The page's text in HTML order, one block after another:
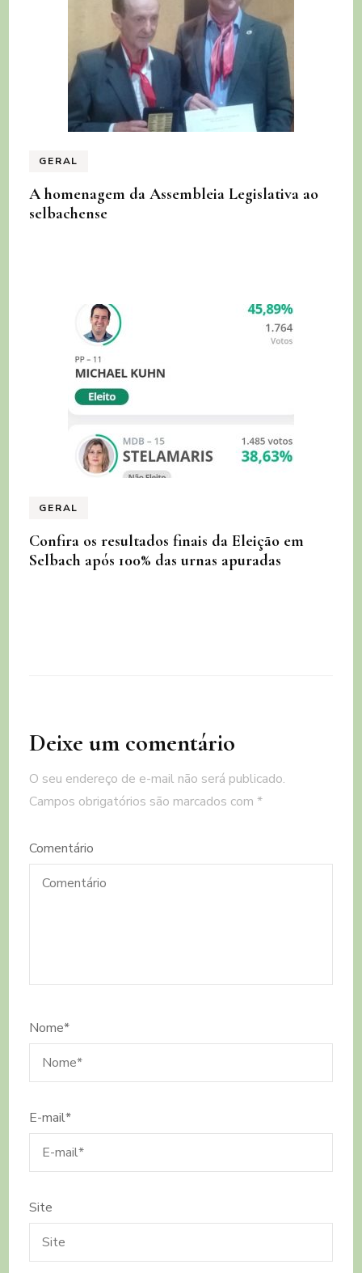
GERAL
A homenagem da Assembleia Legislativa ao
selbachense
GERAL
Confira os resultados finais da Eleição em
Selbach após 100% das urnas apuradas
Deixe um comentário
O seu endereço de e-mail não será publicado.
Campos obrigatórios são marcados com*
Comentário
Nome*
E-mail*
Site